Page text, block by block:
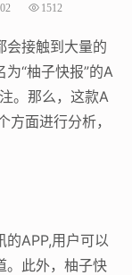
1512
会接触到大量的
“柚子快报”的A
。那么，这款A
面进行分析，
APP,用户可以
。此外，柚子快